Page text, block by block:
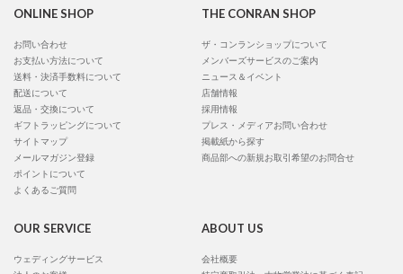
ONLINE SHOP
お問い合わせ
お支払い方法について
送料・決済手数料について
配送について
返品・交換について
ギフトラッピングについて
サイトマップ
メールマガジン登録
ポイントについて
よくあるご質問
THE CONRAN SHOP
ザ・コンランショップについて
メンバーズサービスのご案内
ニュース＆イベント
店舗情報
採用情報
プレス・メディアお問い合わせ
掲載紙から探す
商品部への新規お取引希望のお問合せ
OUR SERVICE
ウェディングサービス
ABOUT US
会社概要